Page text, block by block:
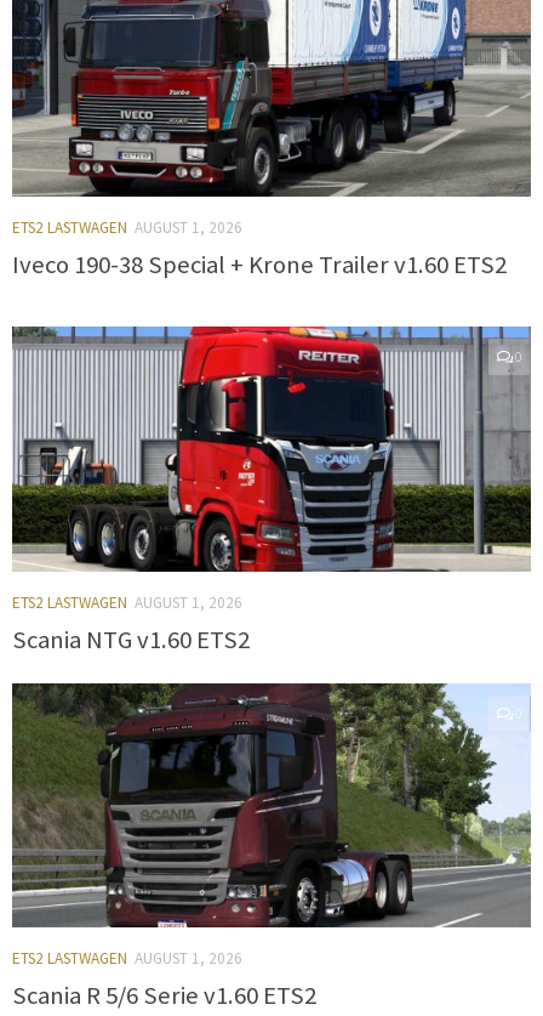
ETS2 LASTWAGEN AUGUST 1, 2026
Iveco 190-38 Special + Krone Trailer v1.60 ETS2
0
ETS2 LASTWAGEN AUGUST 1, 2026
Scania NTG v1.60 ETS2
ETS2 LASTWAGEN AUGUST 1, 2026
Scania R 5/6 Serie v1.60 ETS2